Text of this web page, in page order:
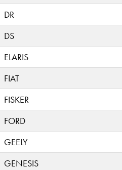
DR
DS
ELARIS
FIAT
FISKER
FORD
GEELY
GENESIS